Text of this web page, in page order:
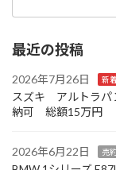
最近の投稿
2026年7月26日 新
スズキ アルトラ
納可 総額15万円
2026年6月22日 売